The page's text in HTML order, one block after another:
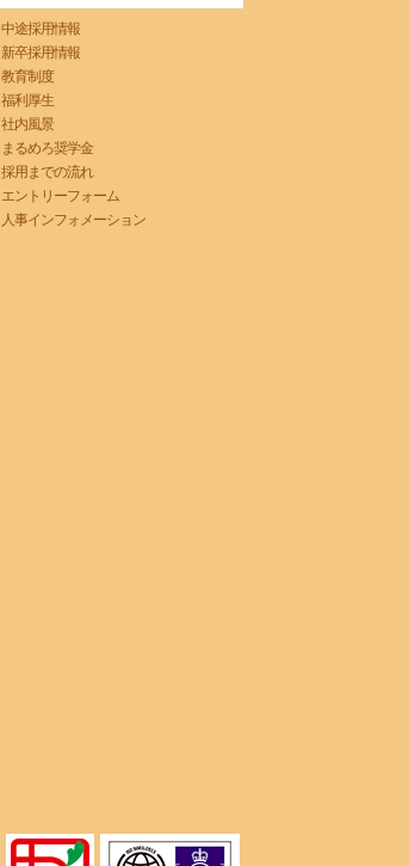
中途採用情報
新卒採用情報
教育制度
福利厚生
社内風景
まるめろ奨学金
採用までの流れ
エントリーフォーム
人事インフォメーション